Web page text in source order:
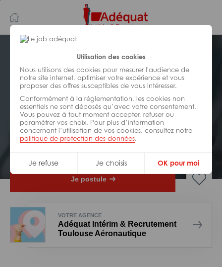
Utilisation des cookies
Nous utilisons des cookies pour mesurer l'audience de
notre site internet, optimiser votre expérience et vous
proposer des offres susceptibles de vous intéresser.
Conformément à la réglementation, les cookies non
essentiels ne sont déposés qu’avec votre consentement.
Vous pouvez à tout moment accepter, refuser ou
paramétrer vos choix. Pour plus d’information
concernant l’utilisation de vos cookies, consultez notre
politique de protection des données.
Je refuse Je choisis OK pour moi
au
contenu
principal
navigation
INDUSTRIE/FABRICATION/
TRANSFORMATION
Réf : Z40-308049
Chef de projet supply chain H/F
Interim Toulouse
Je postule
VOTRE AGENCE
Adéquat Intérim & Recrutement
Toulouse Aéronautique